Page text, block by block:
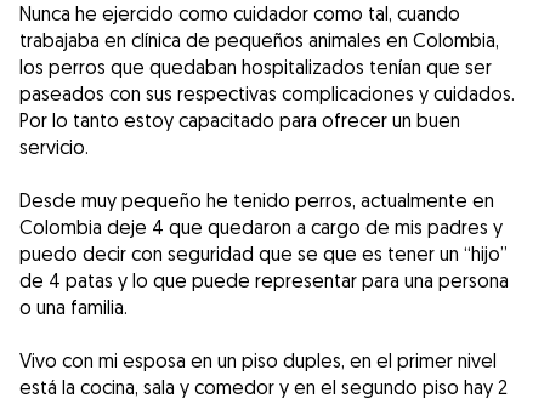
Nunca he ejercido como cuidador como tal, cuando
trabajaba en clínica de pequeños animales en Colombia,
los perros que quedaban hospitalizados tenían que ser
paseados con sus respectivas complicaciones y cuidados.
Por lo tanto estoy capacitado para ofrecer un buen
servicio.
Desde muy pequeño he tenido perros, actualmente en
Colombia deje 4 que quedaron a cargo de mis padres y
puedo decir con seguridad que se que es tener un “hijo”
de 4 patas y lo que puede representar para una persona
o una familia.
Vivo con mi esposa en un piso duples, en el primer nivel
está la cocina, sala y comedor y en el segundo piso hay 2